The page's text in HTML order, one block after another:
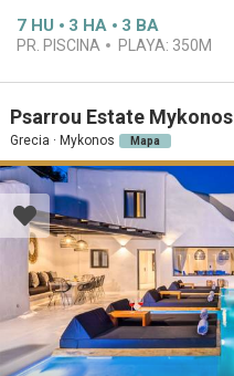
7 HU 3 HA 3 BA
PR. PISCINA PLAYA: 350M
Psarrou Estate Mykonos
Grecia · Mykonos Mapa